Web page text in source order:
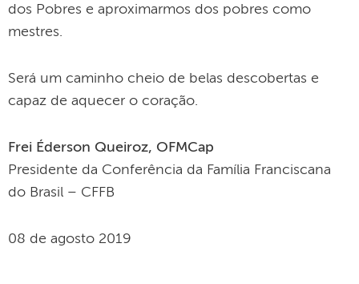
dos Pobres e aproximarmos dos pobres como
mestres.
Será um caminho cheio de belas descobertas e
capaz de aquecer o coração.
Frei Éderson Queiroz, OFMCap
Presidente da Conferência da Família Franciscana
do Brasil – CFFB
08 de agosto 2019